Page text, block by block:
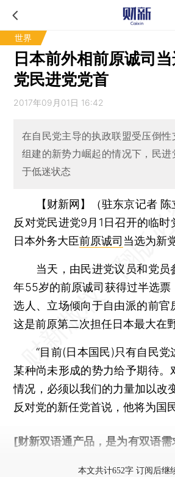
世界
日本前外相前原诚司
党民进党党首
2017年09月01日 16:42
在自民党主导的执政联盟受压倒性
组建的新势力崛起的情况下，民进
于低迷状态
【财新网】（驻东京记者
反对党民进党9月1日召开的临
日本外务大臣前原诚司 当选为新
当天，由民进党议员和党员
年55岁的前原诚司获得过半选票
选人、立场倾向于自由派的前官
这是前原第二次担任日本最大在
“目前(日本国民)只有自民党
某种尚未形成的势力给予期待。
情况，必须以我们的力量加以改
反对党的新任党首说，他将为国
[财新双语通产品，是为有双语
本文共计652字 订阅后继